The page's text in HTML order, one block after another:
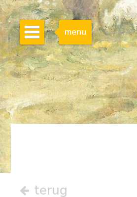
menu
terug